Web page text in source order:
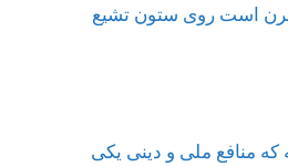
۵ قرن است روی ستون تشیع
که منافع ملی و دینی یکی